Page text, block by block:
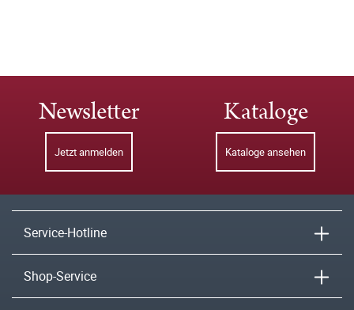
Newsletter
Jetzt anmelden
Kataloge
Kataloge ansehen
Service-Hotline
Shop-Service